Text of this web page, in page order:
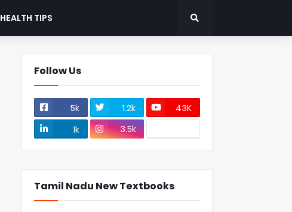
HEALTH TIPS
Follow Us
5k 1.2k
43K
1k
3.5k
Tamil Nadu New Textbooks